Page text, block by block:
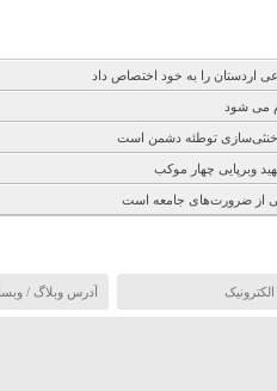
اردستان را به خود اختصاص داد
می شود
خنثی‌سازی توطئه دشمن است
از ضرورت‌های جامعه است